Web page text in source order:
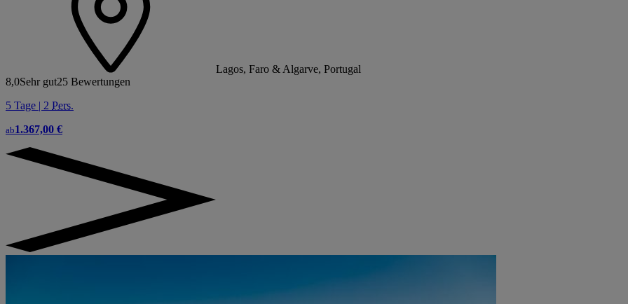
Lagos, Faro & Algarve, Portugal
8,0Sehr gut25 Bewertungen
5 Tage | 2 Pers.
ab1.367,00 €